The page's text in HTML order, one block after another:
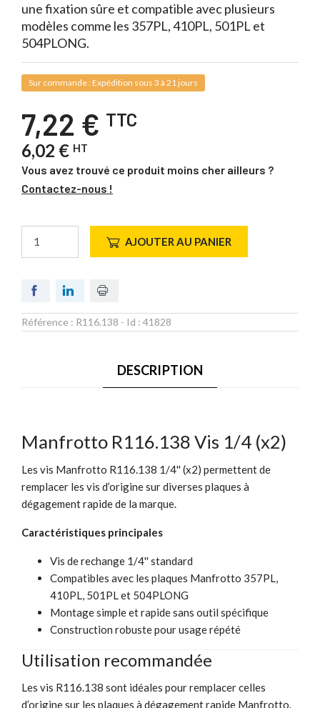
une fixation sûre et compatible avec plusieurs
modèles comme les 357PL, 410PL, 501PL et
504PLONG.
Sur commande : Expédition sous 3 à 21 jours
7,22 € TTC
6,02 € HT
Vous avez trouvé ce produit moins cher ailleurs ?
Contactez-nous !
AJOUTER AU PANIER
Référence : R116.138 - Id : 41828
DESCRIPTION
Manfrotto R116.138 Vis 1/4 (x2)
Les vis Manfrotto R116.138 1/4'' (x2) permettent de
remplacer les vis d’origine sur diverses plaques à
dégagement rapide de la marque.
Caractéristiques principales
Vis de rechange 1/4'' standard
Compatibles avec les plaques Manfrotto 357PL,
410PL, 501PL et 504PLONG
Montage simple et rapide sans outil spécifique
Construction robuste pour usage répété
Utilisation recommandée
Les vis R116.138 sont idéales pour remplacer celles
d’origine sur les plaques à dégagement rapide Manfrotto.